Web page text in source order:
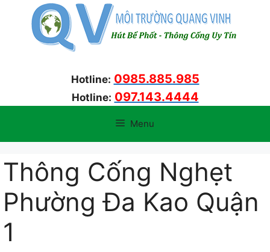
Chuyển
Hotline: 0985.885.985
Hotline: 097.143.4444
Menu
Thông Cống Nghẹt
Phường Đa Kao Quận
1